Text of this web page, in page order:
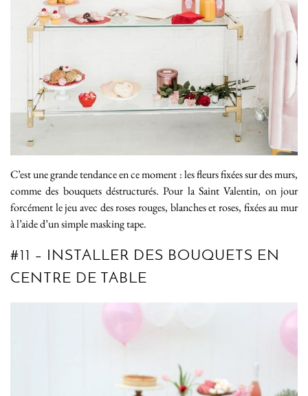
C’est une grande tendance en ce moment : les fleurs fixées sur des murs,
comme des bouquets déstructurés. Pour la Saint Valentin, on jour
forcément le jeu avec des roses rouges, blanches et roses, fixées au mur
à l’aide d’un simple masking tape.
#11 – INSTALLER DES BOUQUETS EN
CENTRE DE TABLE